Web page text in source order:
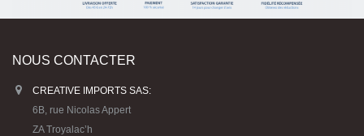
NOUS CONTACTER
CREATIVE IMPORTS SAS:
6B, rue Nicolas Appert
ZA Troyalac’h